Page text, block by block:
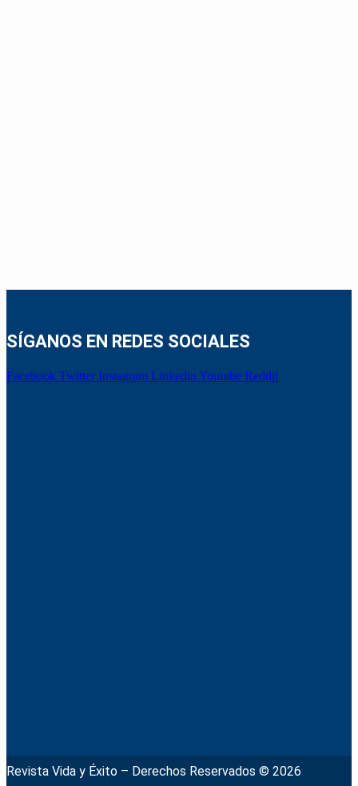
SÍGANOS EN REDES SOCIALES
Facebook Twitter Instagram Linkedin Youtube Reddit
Revista Vida y Éxito – Derechos Reservados © 2026